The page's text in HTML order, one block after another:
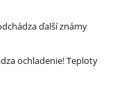
ďalší známy
ochladenie! Teploty